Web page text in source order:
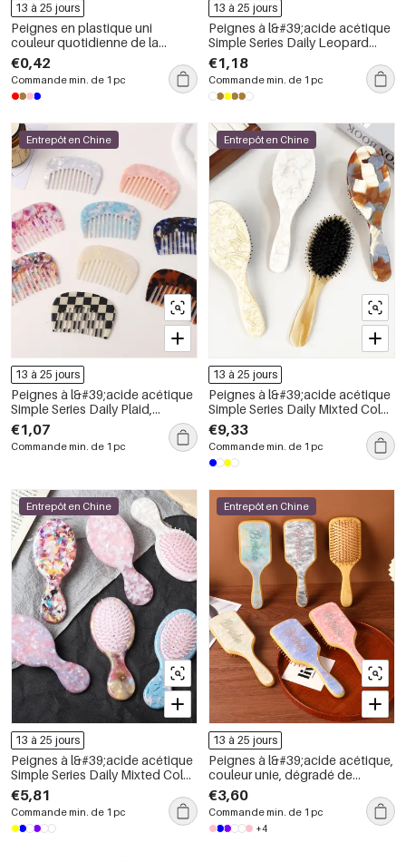
13 à 25 jours
Peignes en plastique uni
couleur quotidienne de la
gamme Simple Series
€0,42
Commande min. de 1 pc
13 à 25 jours
Peignes à l&#39;acide acétique
Simple Series Daily Leopard
Print Mixte Color Gradient Color
€1,18
Commande min. de 1 pc
Entrepôt en Chine
13 à 25 jours
Peignes à l&#39;acide acétique
Simple Series Daily Plaid,
couleurs mélangées et
dégradées
€1,07
Commande min. de 1 pc
Entrepôt en Chine
13 à 25 jours
Peignes à l&#39;acide acétique
Simple Series Daily Mixted Color
Gradient Color
€9,33
Commande min. de 1 pc
Entrepôt en Chine
13 à 25 jours
Peignes à l&#39;acide acétique
Simple Series Daily Mixted Color
Gradient Color
€5,81
Commande min. de 1 pc
Entrepôt en Chine
13 à 25 jours
Peignes à l&#39;acide acétique,
couleur unie, dégradé de
couleurs, série simple, Daily
Letter
€3,60
Commande min. de 1 pc
+4